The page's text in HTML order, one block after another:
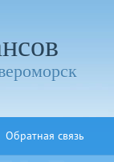
Обратная связь